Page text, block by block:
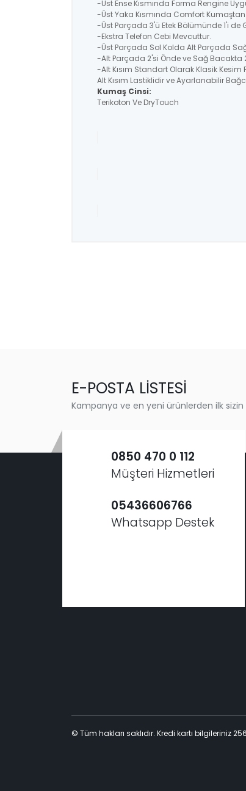
-Üst Ense Kısmında Forma Rengine
-Üst Yaka Kısmında Comfort Kumaştan
-Üst Parçada 3'ü Etek Bölümünde 1'i
-Ekstra Telefon Cebi Mevcuttur.
-Üst Parçada Sol Kolda Alt Parçada
-Alt Parçada 2'si Önde ve Sağ Bacakta
-Alt Kısım Standart Olarak Klasik Kesim
Alt Kısım Lastiklidir ve Ayarlanabilir
Kumaş Cinsi:
Terikoton Ve DryTouch
E-POSTA LİSTESİ
Kampanya ve en yeni ürünlerden ilk
0850 470 0 112
Müşteri Hizmetleri
05436606766
Whatsapp Destek
© Tüm hakları saklıdır. Kredi kartı bilgileriniz